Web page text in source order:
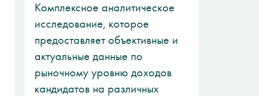
Комплексное аналитическое
исследование, которое
предоставляет объективные и
актуальные данные по
рыночному уровню доходов
кандидатов на различных